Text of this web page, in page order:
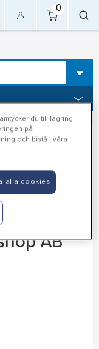
0
AB
du till lagring
på
och bistå i våra
alla cookies